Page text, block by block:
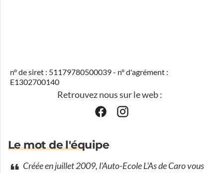
n° de siret : 51179780500039 - n° d'agrément :
E1302700140
Retrouvez nous sur le web :
Le mot de l'équipe
Créée en juillet 2009, l'Auto-Ecole L'As de Caro vous